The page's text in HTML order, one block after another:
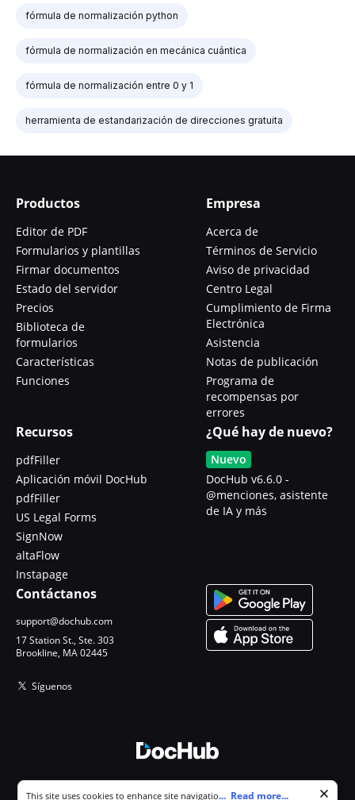
fórmula de normalización python
fórmula de normalización en mecánica cuántica
fórmula de normalización entre 0 y 1
herramienta de estandarización de direcciones gratuita
Productos
Editor de PDF
Formularios y plantillas
Firmar documentos
Estado del servidor
Precios
Biblioteca de
formularios
Características
Funciones
Empresa
Acerca de
Términos de Servicio
Aviso de privacidad
Centro Legal
Cumplimiento de Firma
Electrónica
Asistencia
Notas de publicación
Programa de
recompensas por
errores
Recursos
pdfFiller
Aplicación móvil DocHub
pdfFiller
US Legal Forms
SignNow
altaFlow
Instapage
¿Qué hay de nuevo?
Nuevo
DocHub v6.6.0 -
@menciones, asistente
de IA y más
Contáctanos
support@dochub.com
17 Station St., Ste. 303
Brookline, MA 02445
Síguenos
Cookie consent notice
This site uses cookies to enhance site navigation and personalize
... Read more...